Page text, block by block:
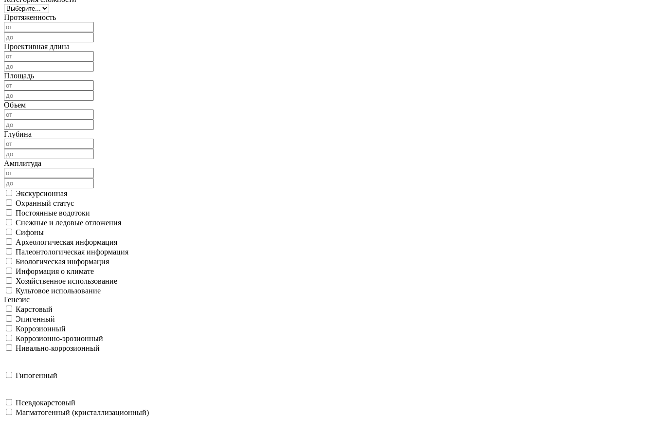
Протяженность
Проективная длина
Площадь
Объем
Глубина
Амплитуда
Экскурсионная
Охранный статус
Постоянные водотоки
Снежные и ледовые отложения
Сифоны
Археологическая информация
Палеонтологическая информация
Биологическая информация
Информация о климате
Хозяйственное использование
Культовое использование
Генезис
Карстовый
Эпигенный
Коррозионный
Коррозионно-эрозионный
Нивально-коррозионный
Гипогенный
Псевдокарстовый
Магматогенный (кристаллизационный)